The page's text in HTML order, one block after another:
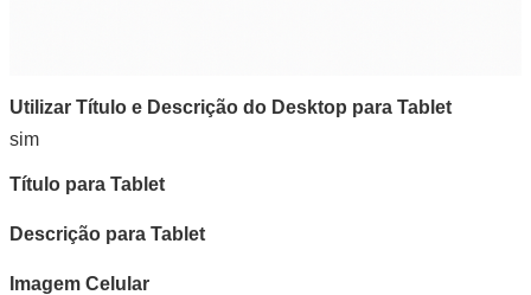
Utilizar Título e Descrição do Desktop para Tablet
sim
Título para Tablet
Descrição para Tablet
Imagem Celular